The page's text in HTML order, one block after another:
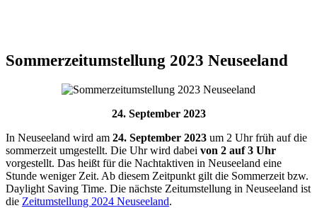
Sommerzeitumstellung 2023 Neuseeland
24. September 2023
In Neuseeland wird am 24. September 2023 um 2 Uhr früh auf die
sommerzeit umgestellt. Die Uhr wird dabei von 2 auf 3 Uhr
vorgestellt. Das heißt für die Nachtaktiven in Neuseeland eine
Stunde weniger Zeit. Ab diesem Zeitpunkt gilt die Sommerzeit bzw.
Daylight Saving Time. Die nächste Zeitumstellung in Neuseeland ist
die Zeitumstellung 2024 Neuseeland.